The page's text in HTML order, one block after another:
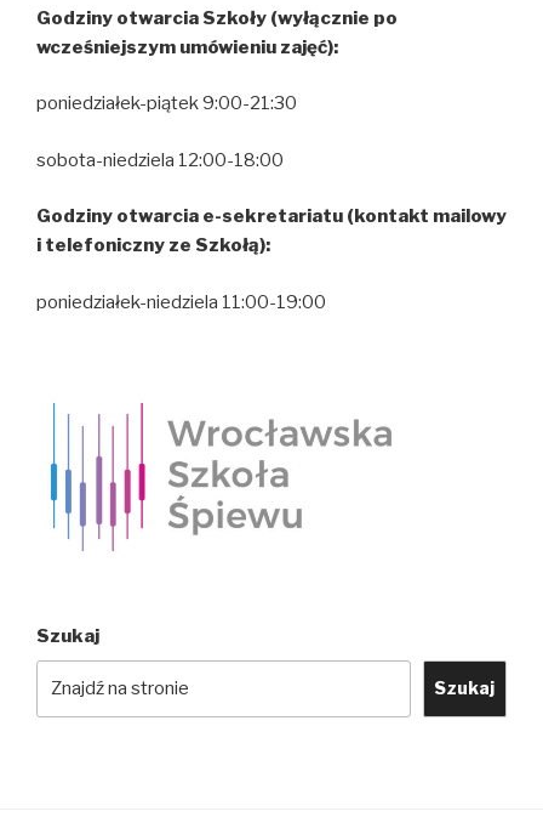
Godziny otwarcia Szkoły (wyłącznie po
wcześniejszym umówieniu zajęć):
poniedziałek-piątek 9:00-21:30
sobota-niedziela 12:00-18:00
Godziny otwarcia e-sekretariatu (kontakt mailowy
i telefoniczny ze Szkołą):
poniedziałek-niedziela 11:00-19:00
Szukaj
Szukaj